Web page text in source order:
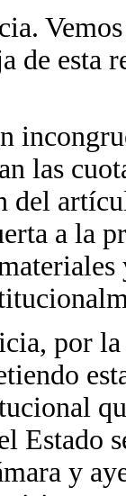
de esta
las
del
a la
por
Estado
y